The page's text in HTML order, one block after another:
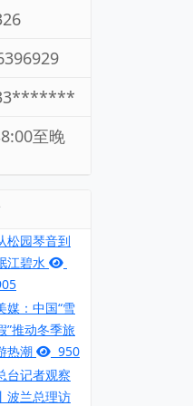
至晚
松园琴音到
江碧水
媒：中国“雪
”推动冬季旅
热潮
950
台记者观察
丨波兰总理访